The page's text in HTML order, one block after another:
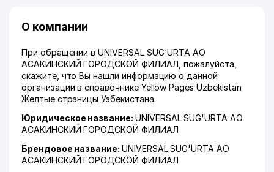
О компании
При обращении в UNIVERSAL SUG'URTA АО
АСАКИНСКИЙ ГОРОДСКОЙ ФИЛИАЛ, пожалуйста,
скажите, что Вы нашли информацию о данной
организации в справочнике Yellow Pages Uzbekistan
Желтые страницы Узбекистана.
Юридическое название: UNIVERSAL SUG'URTA АО
АСАКИНСКИЙ ГОРОДСКОЙ ФИЛИАЛ
Брендовое название: UNIVERSAL SUG'URTA АО
АСАКИНСКИЙ ГОРОДСКОЙ ФИЛИАЛ